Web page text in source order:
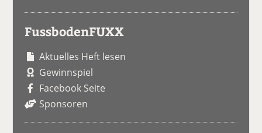
FussbodenFUXX
Aktuelles Heft lesen
Gewinnspiel
Facebook Seite
Sponsoren